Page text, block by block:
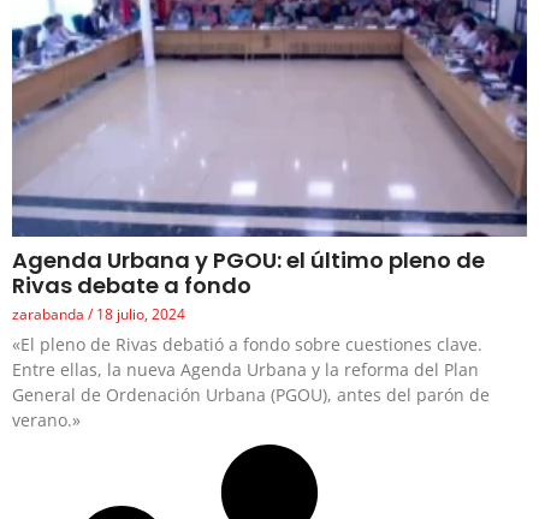
Agenda Urbana y PGOU: el último pleno de
Rivas debate a fondo
zarabanda 18 julio, 2024
«El pleno de Rivas debatió a fondo sobre cuestiones clave.
Entre ellas, la nueva Agenda Urbana y la reforma del Plan
General de Ordenación Urbana (PGOU), antes del parón de
verano.»